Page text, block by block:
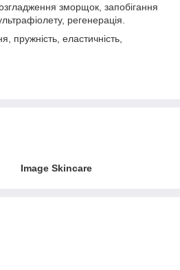
зморщок, запобігання
регенерація.
пружність, еластичність,
Image Skincare